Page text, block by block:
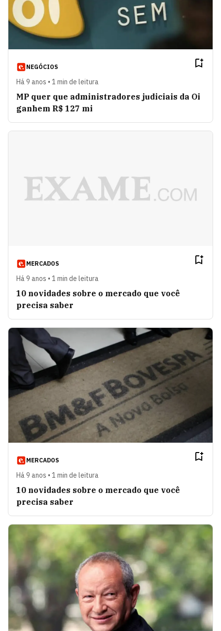
NEGÓCIOS
Há 9 anos • 1 min de leitura
MP quer que administradores judiciais da Oi
ganhem R$ 127 mi
MERCADOS
Há 9 anos • 1 min de leitura
10 novidades sobre o mercado que você
precisa saber
MERCADOS
Há 9 anos • 1 min de leitura
10 novidades sobre o mercado que você
precisa saber